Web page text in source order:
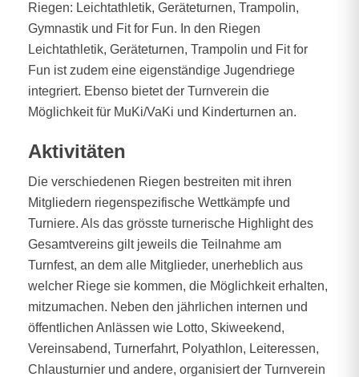
Riegen: Leichtathletik, Geräteturnen, Trampolin,
Gymnastik und Fit for Fun. In den Riegen
Leichtathletik, Geräteturnen, Trampolin und Fit for
Fun ist zudem eine eigenständige Jugendriege
integriert. Ebenso bietet der Turnverein die
Möglichkeit für MuKi/VaKi und Kinderturnen an.
Aktivitäten
Die verschiedenen Riegen bestreiten mit ihren
Mitgliedern riegenspezifische Wettkämpfe und
Turniere. Als das grösste turnerische Highlight des
Gesamtvereins gilt jeweils die Teilnahme am
Turnfest, an dem alle Mitglieder, unerheblich aus
welcher Riege sie kommen, die Möglichkeit erhalten,
mitzumachen. Neben den jährlichen internen und
öffentlichen Anlässen wie Lotto, Skiweekend,
Vereinsabend, Turnerfahrt, Polyathlon, Leiteressen,
Chlausturnier und andere, organisiert der Turnverein